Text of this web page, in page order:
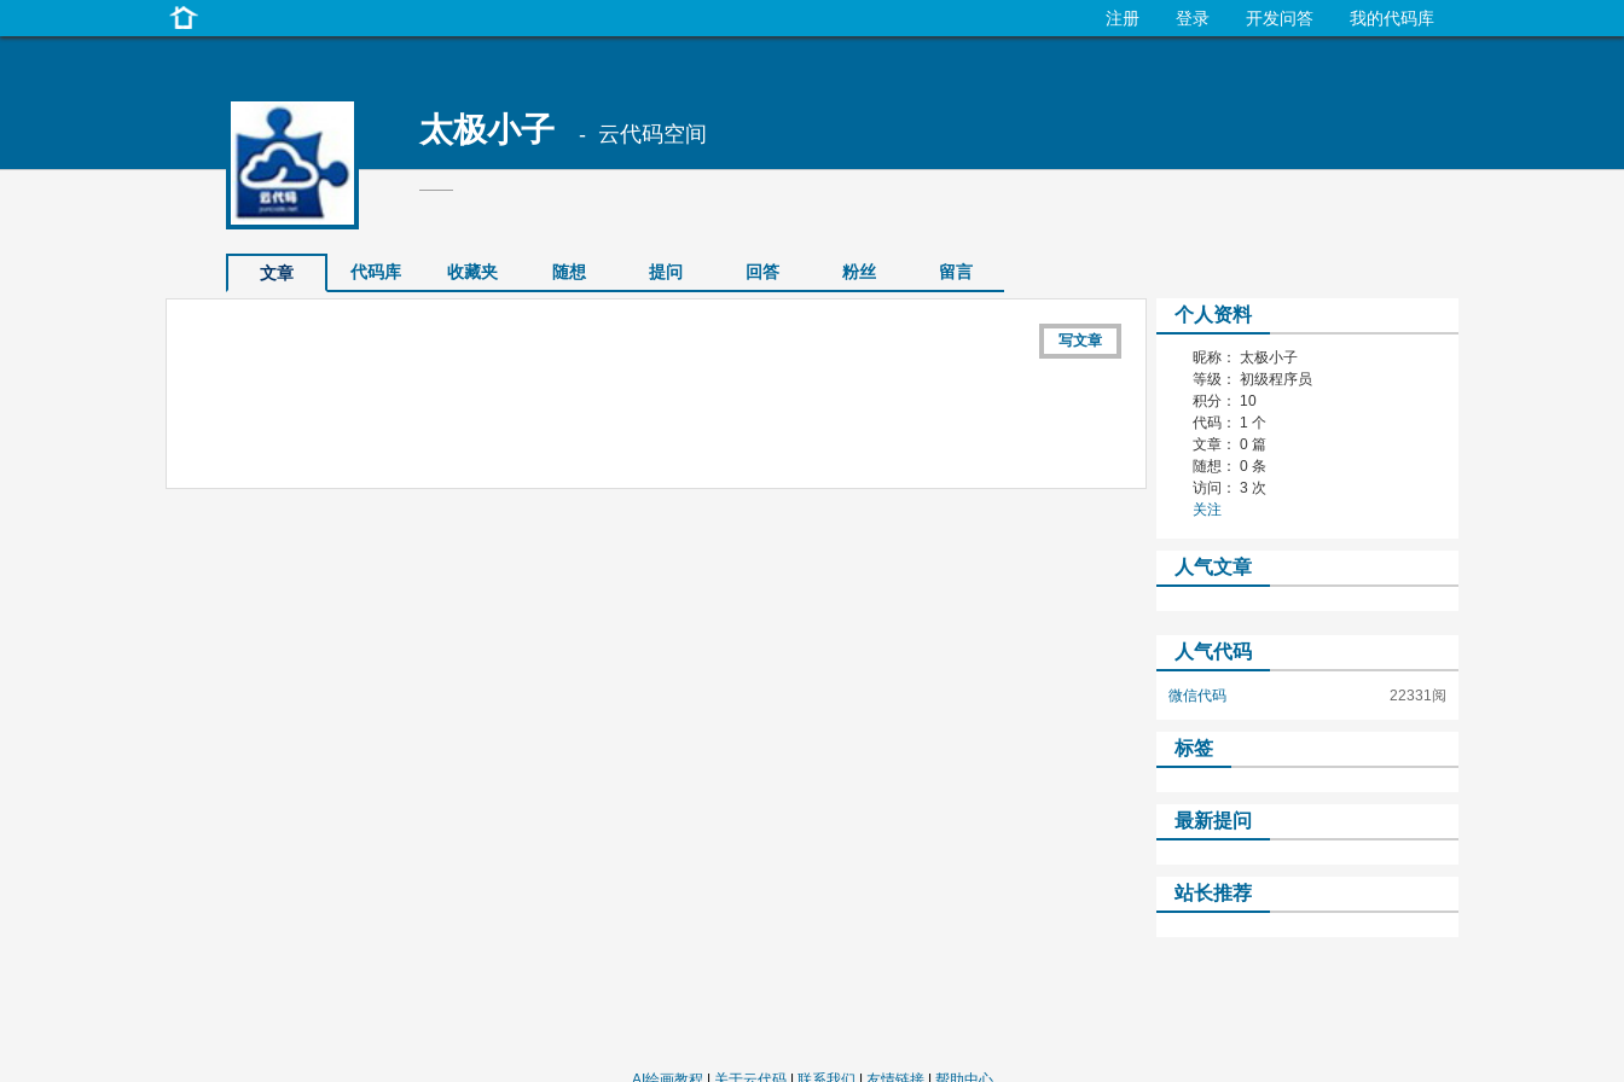
我的代码库
开发问答
登录
注册
太极小子 - 云代码空间
——
文章 代码库 收藏夹 随想 提问 回答 粉丝 留言
写文章
个人资料
昵称： 太极小子
等级： 初级程序员
积分： 10
代码： 1 个
文章： 0 篇
随想： 0 条
访问： 3 次
关注
人气文章
人气代码
22331阅
微信代码
标签
最新提问
站长推荐